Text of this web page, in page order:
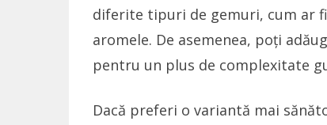
diferite tipuri de gemuri, cum ar
aromele. De asemenea, poți
pentru un plus de complexitate
Dacă preferi o variantă mai